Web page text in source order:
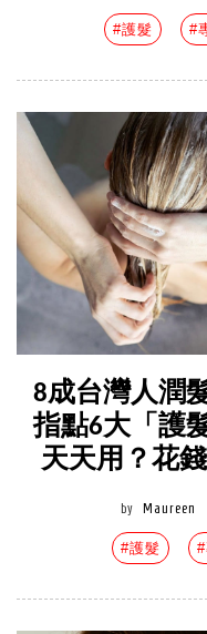
#護髮 #
8成台灣人潤
指點6大「護
天天用？花
by Maureen
#護髮